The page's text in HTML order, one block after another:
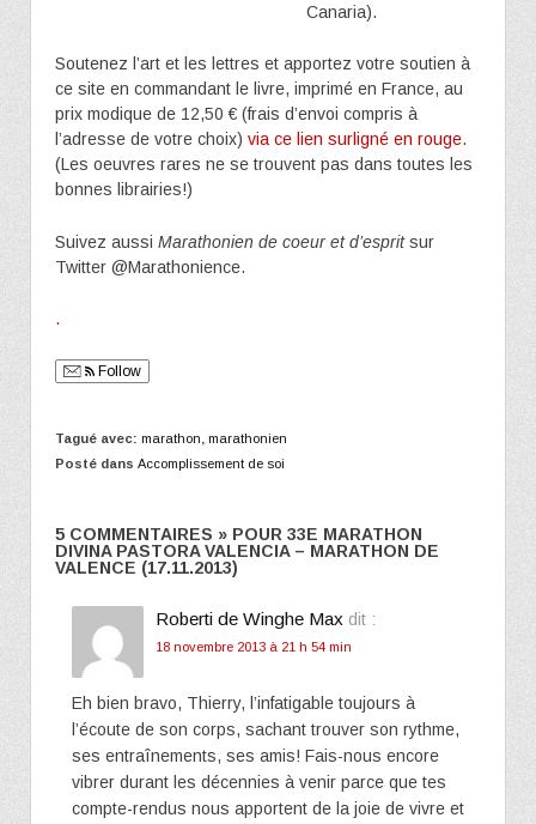
Canaria).
Soutenez l’art et les lettres et apportez votre soutien à
ce site en commandant le livre, imprimé en France, au
prix modique de 12,50 € (frais d’envoi compris à
l’adresse de votre choix) via ce lien surligné en rouge.
(Les oeuvres rares ne se trouvent pas dans toutes les
bonnes librairies!)
Suivez aussi Marathonien de coeur et d’espritsur
Twitter @Marathonience.
.
Follow
Tagué avec: marathon, marathonien
Posté dans Accomplissement de soi
5 COMMENTAIRES » POUR 33E MARATHON
DIVINA PASTORA VALENCIA – MARATHON DE
VALENCE (17.11.2013)
Roberti de Winghe Max dit :
18 novembre 2013 à 21 h 54 min
Eh bien bravo, Thierry, l’infatigable toujours à
l’écoute de son corps, sachant trouver son rythme,
ses entraînements, ses amis! Fais-nous encore
vibrer durant les décennies à venir parce que tes
compte-rendus nous apportent de la joie de vivre et